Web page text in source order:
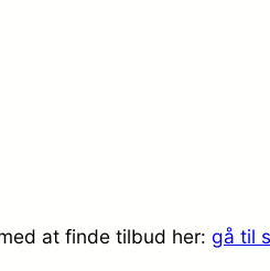
at finde tilbud her: gå til